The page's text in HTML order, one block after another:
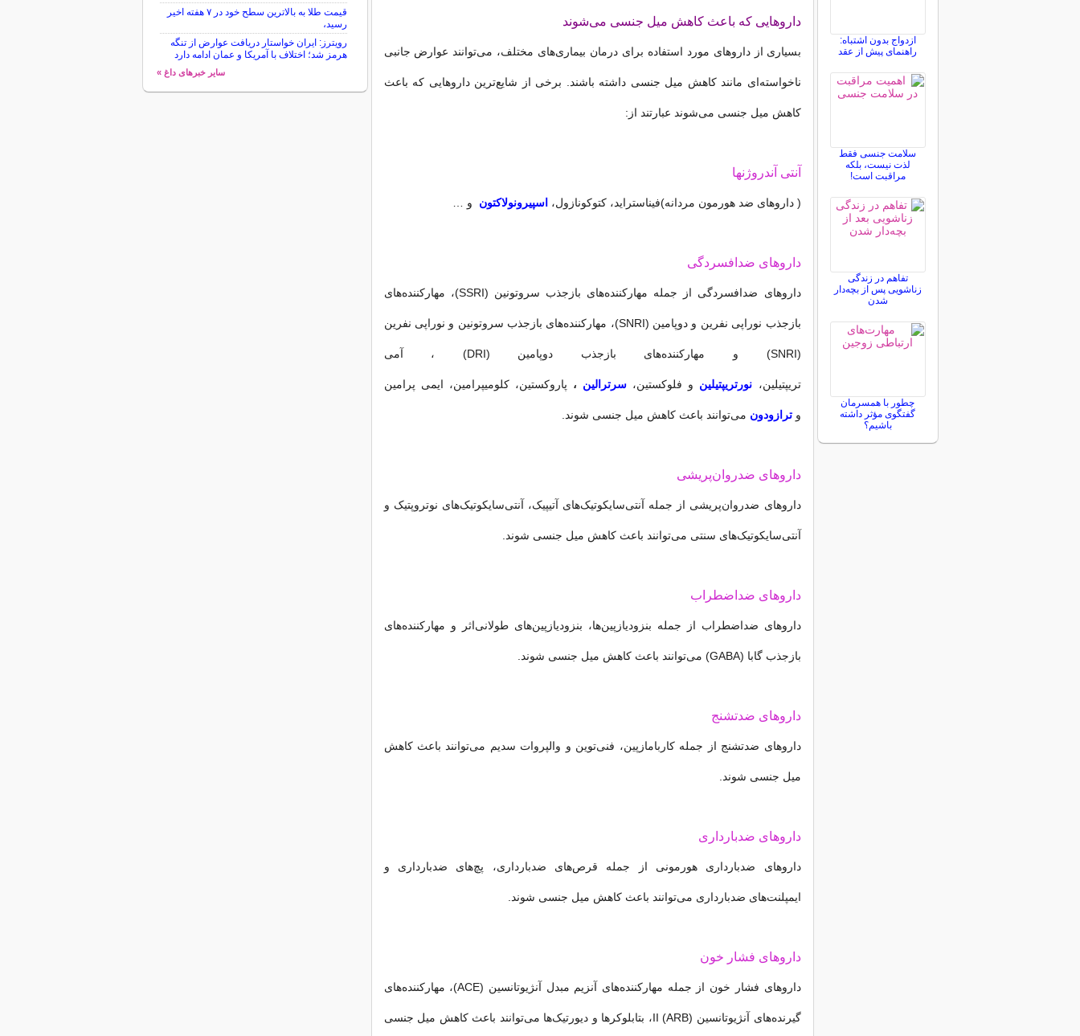
داروهایی که باعث کاهش میل جنسی می‌شوند
بسیاری از داروهای مورد استفاده برای درمان بیماری‌های مختلف، می‌توانند عوارض جانبی
ناخواسته‌ای مانند کاهش میل جنسی داشته باشند. برخی از شایع‌ترین داروهایی که باعث
کاهش میل جنسی می‌شوند عبارتند از:
آنتی آندروژنها
( داروهای ضد هورمون مردانه)فیناستراید، کتوکونازول، اسپیرونولاکتون و …
داروهای ضدافسردگی
داروهای ضدافسردگی از جمله مهارکننده‌های بازجذب سروتونین (SSRI)، مهارکننده‌های
بازجذب نوراپی نفرین و دوپامین (SNRI)، مهارکننده‌های بازجذب سروتونین و نوراپی نفرین
(SNRI) و مهارکننده‌های بازجذب دوپامین (DRI) ، آمی
تریپتیلین، نورتریپتیلین و فلوکستین، سرترالین ، پاروکستین، کلومیپرامین، ایمی پرامین
وترازودون می‌توانند باعث کاهش میل جنسی شوند.
داروهای ضدروان‌پریشی
داروهای ضدروان‌پریشی از جمله آنتی‌سایکوتیک‌های آتیپیک، آنتی‌سایکوتیک‌های نوتروپتیک و
آنتی‌سایکوتیک‌های سنتی می‌توانند باعث کاهش میل جنسی شوند.
داروهای ضداضطراب
داروهای ضداضطراب از جمله بنزودیازپین‌ها، بنزودیازپین‌های طولانی‌اثر و مهارکننده‌های
بازجذب گابا (GABA) می‌توانند باعث کاهش میل جنسی شوند.
داروهای ضدتشنج
داروهای ضدتشنج از جمله کاربامازپین، فنی‌توین و والپروات سدیم می‌توانند باعث کاهش
میل جنسی شوند.
داروهای ضدبارداری
داروهای ضدبارداری هورمونی از جمله قرص‌های ضدبارداری، پچ‌های ضدبارداری و
ایمپلنت‌های ضدبارداری می‌توانند باعث کاهش میل جنسی شوند.
داروهای فشار خون
داروهای فشار خون از جمله مهارکننده‌های آنزیم مبدل آنژیوتانسین (ACE)، مهارکننده‌های
گیرنده‌های آنژیوتانسین II (ARB)، بتابلوکرها و دیورتیک‌ها می‌توانند باعث کاهش میل جنسی
ازدواج بدون اشتباه:
راهنمای پیش از عقد
سلامت جنسی فقط
لذت نیست، بلکه
مراقبت است!
تفاهم در زندگی
زناشویی پس از بچه‌دار
شدن
چطور با همسرمان
گفتگوی مؤثر داشته
باشیم؟
قیمت طلا به بالاترین سطح خود در ۷ هفته اخیر
رسید،
رویترز: ایران خواستار دریافت عوارض از تنگه
هرمز شد؛ اختلاف با آمریکا و عمان ادامه دارد
سایر خبرهای داغ »